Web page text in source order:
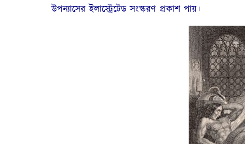
উপন্যাসের ইলাস্ট্রেটেড সংস্করণ প্রকাশ পায়।